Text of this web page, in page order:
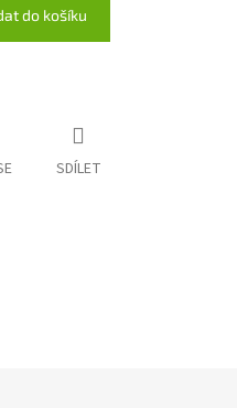
do košíku
SDÍLET